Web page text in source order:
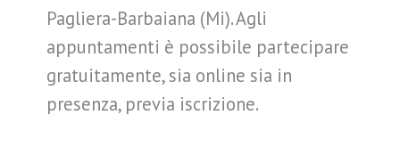
Pagliera-Barbaiana (Mi). Agli
appuntamenti è possibile partecipare
gratuitamente, sia online sia in
presenza, previa iscrizione.